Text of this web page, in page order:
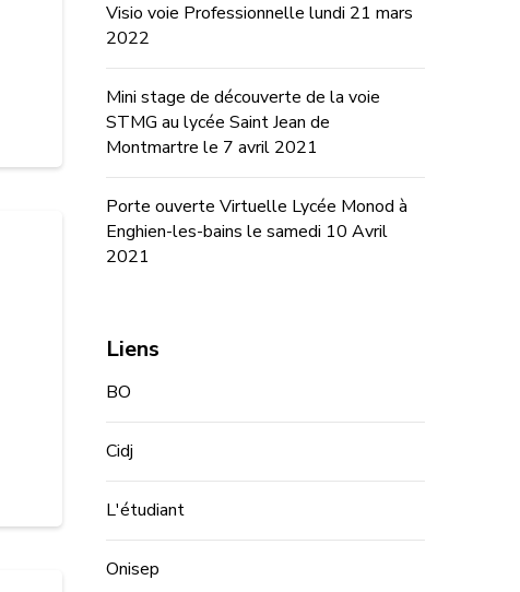
Visio voie Professionnelle lundi 21 mars
2022
Mini stage de découverte de la voie
STMG au lycée Saint Jean de
Montmartre le 7 avril 2021
Porte ouverte Virtuelle Lycée Monod à
Enghien-les-bains le samedi 10 Avril
2021
Liens
BO
Cidj
L'étudiant
Onisep